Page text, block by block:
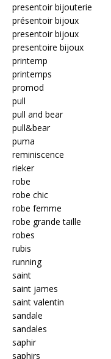
presentoir bijouterie
présentoir bijoux
presentoir bijoux
presentoire bijoux
printemp
printemps
promod
pull
pull and bear
pull&bear
puma
reminiscence
rieker
robe
robe chic
robe femme
robe grande taille
robes
rubis
running
saint
saint james
saint valentin
sandale
sandales
saphir
saphirs